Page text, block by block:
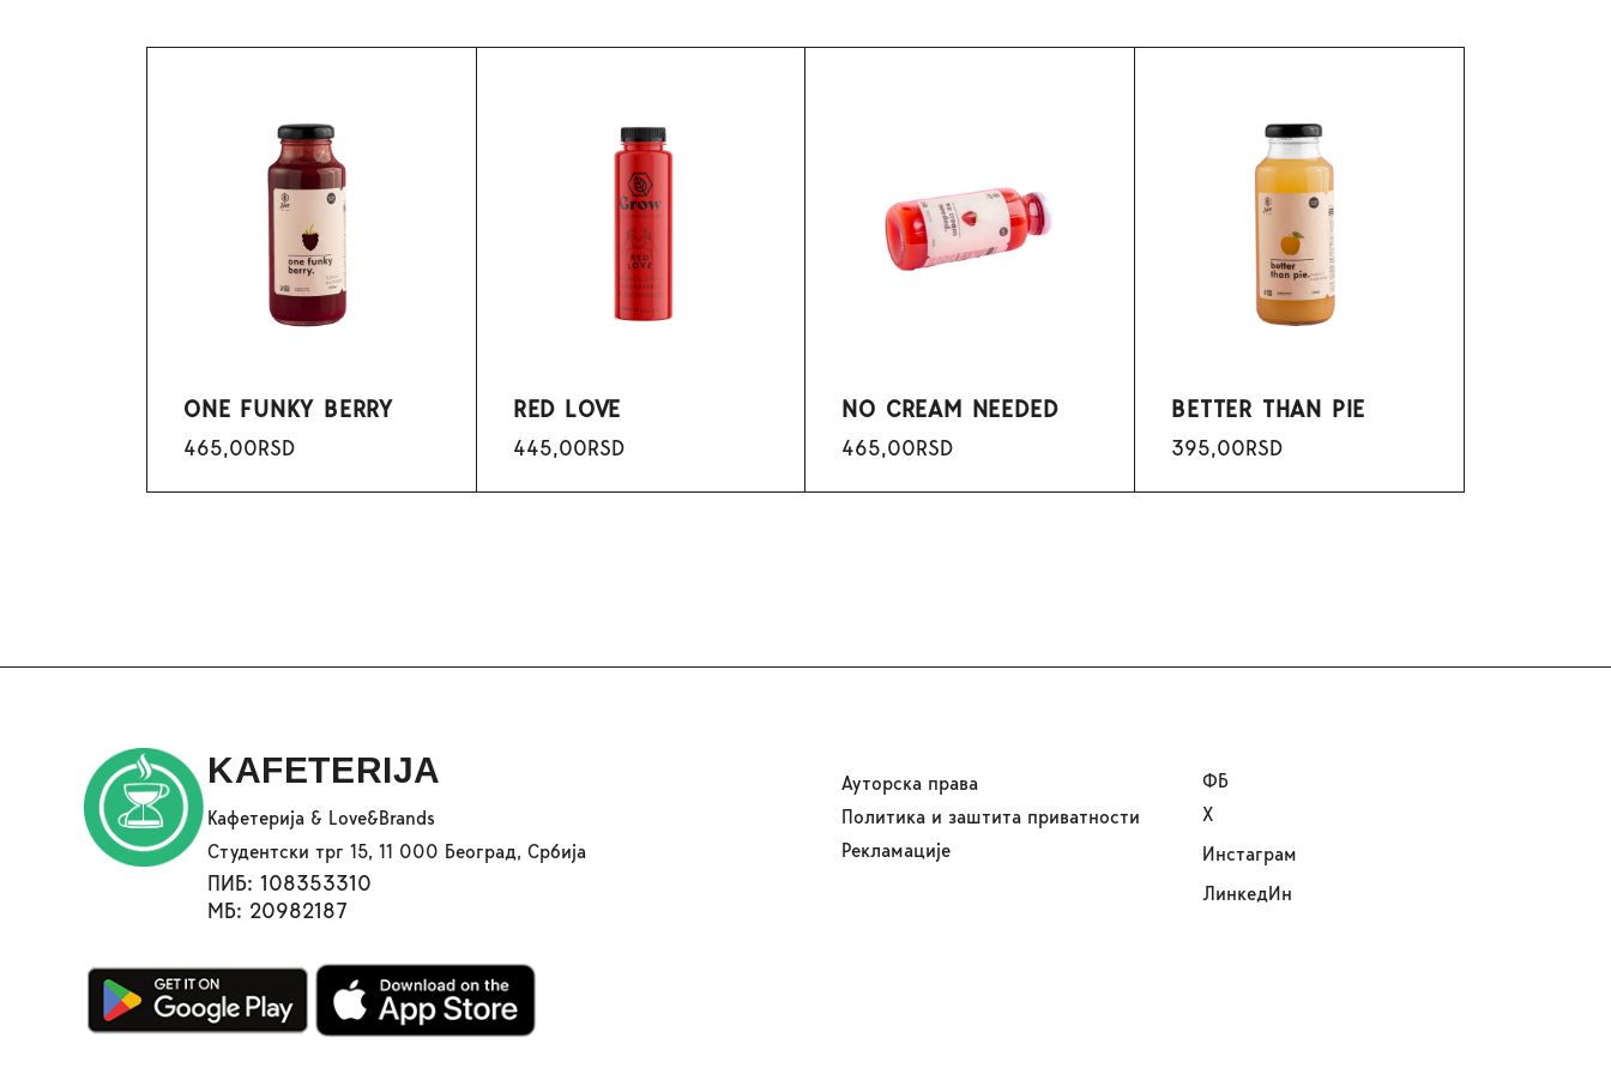
ONE FUNKY BERRY
465,00RSD
RED LOVE
445,00RSD
NO CREAM NEEDED
465,00RSD
BETTER THAN PIE
395,00RSD
KAFETERIJA
Кафетерија & Love&Brands
Студентски трг 15, 11 000 Београд, Србија
ПИБ: 108353310
МБ: 20982187
Ауторска права
Политика и заштита приватности
Рекламације
ФБ
Х
Инстаграм
ЛинкедИн